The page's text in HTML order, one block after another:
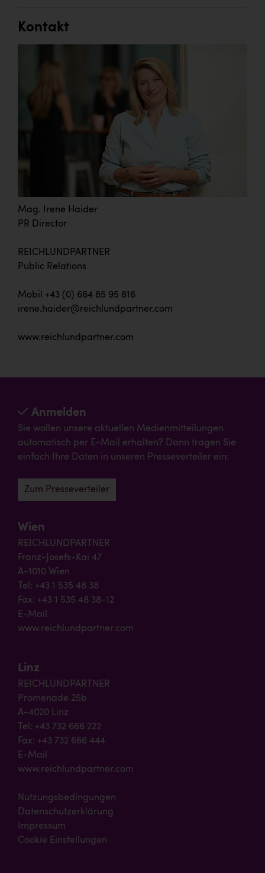
Kontakt
Mag. Irene Haider
PR Director
REICHLUNDPARTNER
Public Relations
Mobil +43 (0) 664 85 95 816
irene.haider@reichlundpartner.com
www.reichlundpartner.com
Anmelden
Sie wollen unsere aktuellen Medienmitteilungen
automatisch per E-Mail erhalten? Dann tragen Sie
einfach Ihre Daten in unseren Presseverteiler ein:
Zum Presseverteiler
Wien
REICHLUNDPARTNER
Franz-Josefs-Kai 47
A-1010 Wien
Tel: +43 1 535 48 38
Fax: +43 1 535 48 38-12
E-Mail
www.reichlundpartner.com
Linz
REICHLUNDPARTNER
Promenade 25b
A-4020 Linz
Tel: +43 732 666 222
Fax: +43 732 666 444
E-Mail
www.reichlundpartner.com
Nutzungsbedingungen
Datenschutzerklärung
Impressum
Cookie Einstellungen